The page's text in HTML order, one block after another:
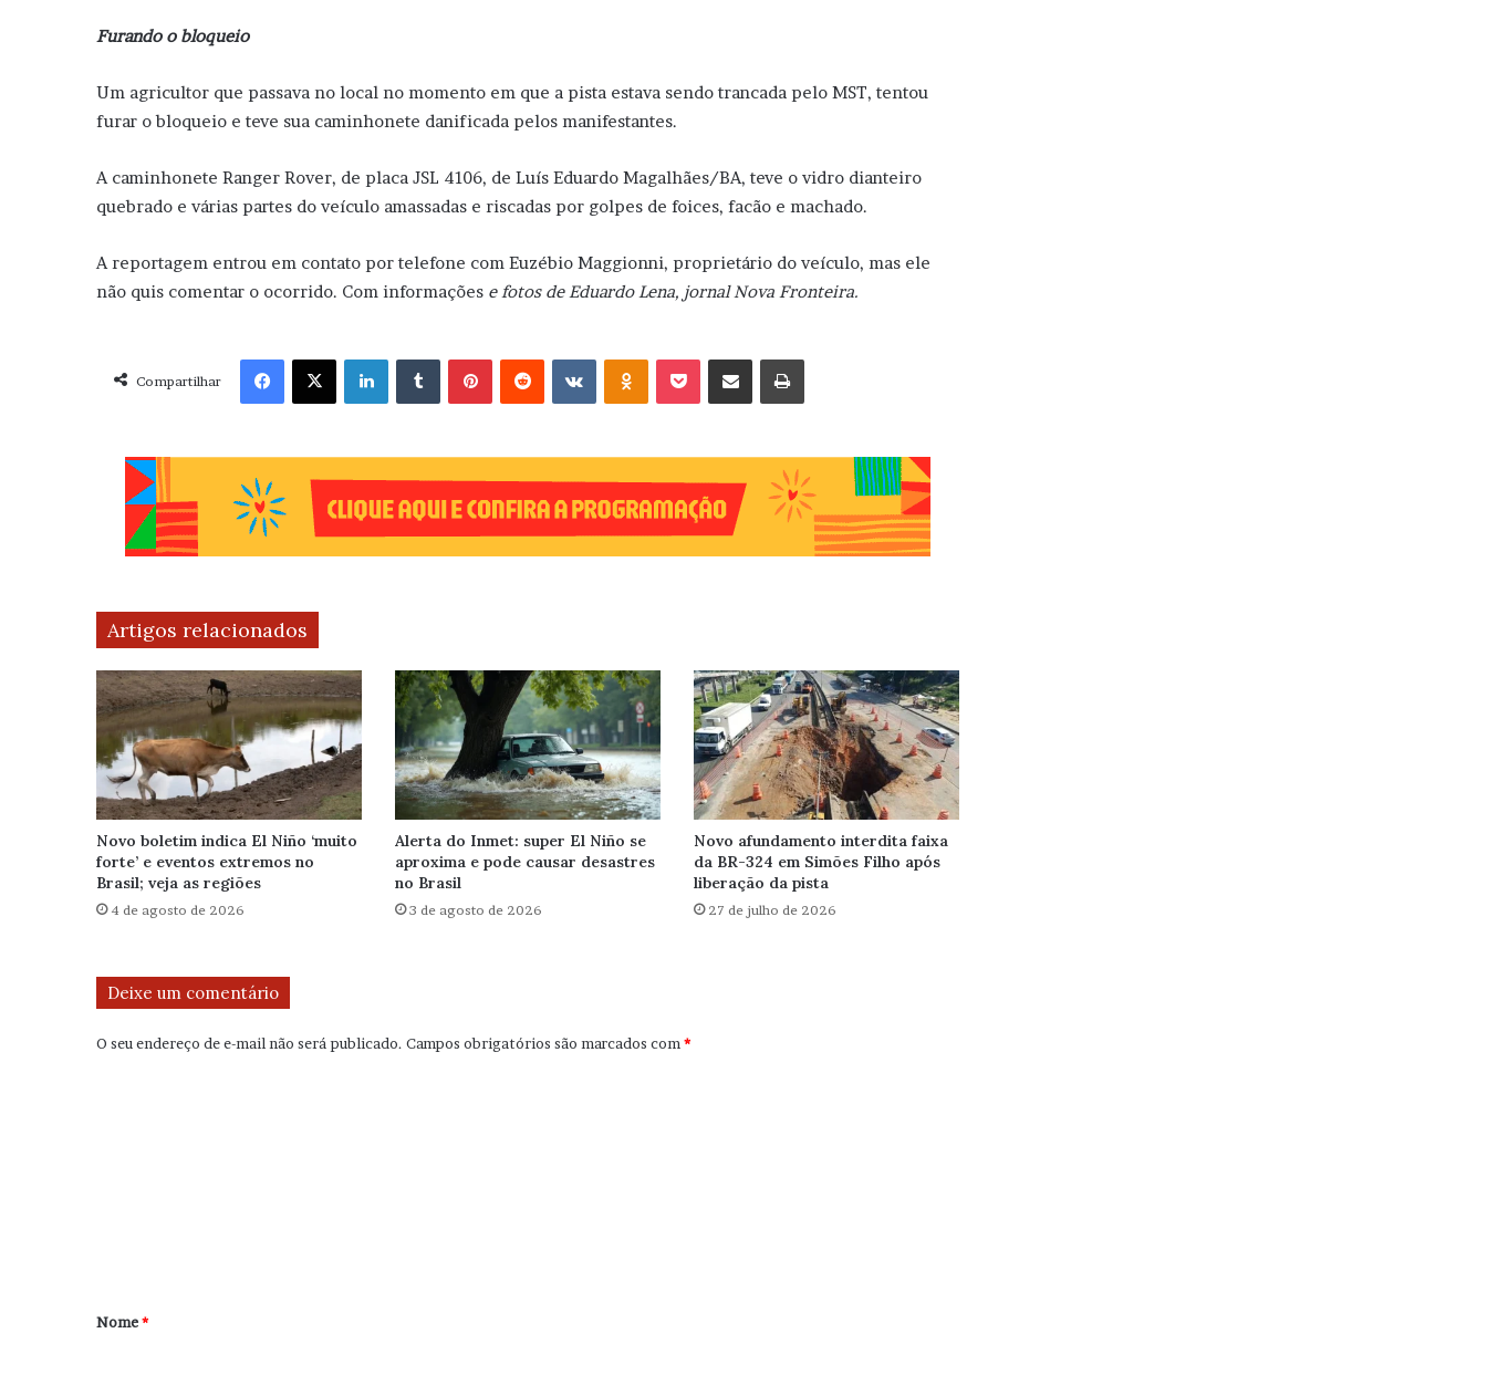
Furando o bloqueio
Um agricultor que passava no local no momento em que a pista estava sendo trancada pelo MST, tentou
furar o bloqueio e teve sua caminhonete danificada pelos manifestantes.
A caminhonete Ranger Rover, de placa JSL 4106, de Luís Eduardo Magalhães/BA, teve o vidro dianteiro
quebrado e várias partes do veículo amassadas e riscadas por golpes de foices, facão e machado.
A reportagem entrou em contato por telefone com Euzébio Maggionni, proprietário do veículo, mas ele
não quis comentar o ocorrido. Com informações e fotos de Eduardo Lena, jornal Nova Fronteira.
Compartilhar
Facebook X Linkedin VK OK
Artigos relacionados
Novo boletim indica El Niño ‘muito
forte’ e eventos extremos no
Brasil; veja as regiões
4 de agosto de 2026
Alerta do Inmet: super El Niño se
aproxima e pode causar desastres
no Brasil
3 de agosto de 2026
Novo afundamento interdita faixa
da BR-324 em Simões Filho após
liberação da pista
27 de julho de 2026
Deixe um comentário
O seu endereço de e-mail não será publicado. Campos obrigatórios são marcados com*
r
Nome*